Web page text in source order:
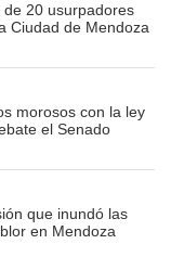
20 usurpadores
Ciudad de Mendoza
morosos con la ley
el Senado
que inundó las
en Mendoza